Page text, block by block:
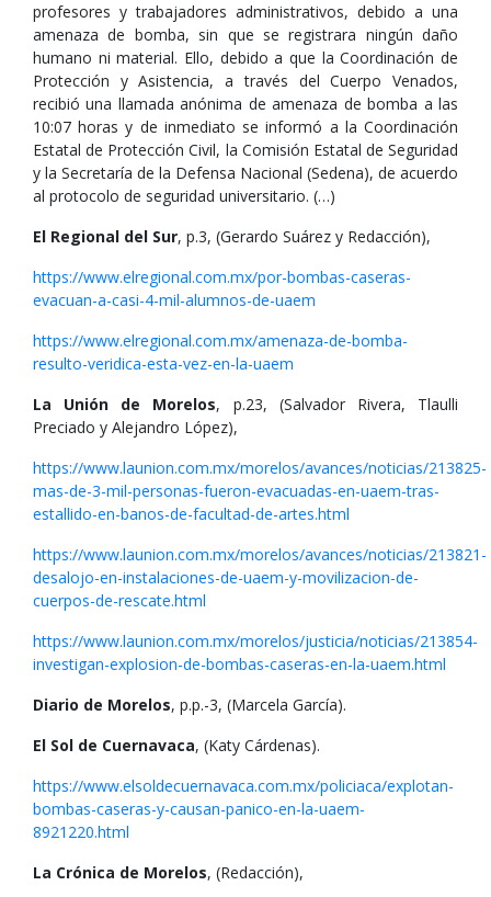
profesores y trabajadores administrativos, debido a una
amenaza de bomba, sin que se registrara ningún daño
humano ni material. Ello, debido a que la Coordinación de
Protección y Asistencia, a través del Cuerpo Venados,
recibió una llamada anónima de amenaza de bomba a las
10:07 horas y de inmediato se informó a la Coordinación
Estatal de Protección Civil, la Comisión Estatal de Seguridad
y la Secretaría de la Defensa Nacional (Sedena), de acuerdo
al protocolo de seguridad universitario. (…)
El Regional del Sur, p.3, (Gerardo Suárez y Redacción),
https://www.elregional.com.mx/por-bombas-caseras-
evacuan-a-casi-4-mil-alumnos-de-uaem
https://www.elregional.com.mx/amenaza-de-bomba-
resulto-veridica-esta-vez-en-la-uaem
La Unión de Morelos, p.23, (Salvador Rivera, Tlaulli
Preciado y Alejandro López),
https://www.launion.com.mx/morelos/avances/noticias/213825-
mas-de-3-mil-personas-fueron-evacuadas-en-uaem-tras-
estallido-en-banos-de-facultad-de-artes.html
https://www.launion.com.mx/morelos/avances/noticias/213821-
desalojo-en-instalaciones-de-uaem-y-movilizacion-de-
cuerpos-de-rescate.html
https://www.launion.com.mx/morelos/justicia/noticias/213854-
investigan-explosion-de-bombas-caseras-en-la-uaem.html
Diario de Morelos, p.p.-3, (Marcela García).
El Sol de Cuernavaca, (Katy Cárdenas).
https://www.elsoldecuernavaca.com.mx/policiaca/explotan-
bombas-caseras-y-causan-panico-en-la-uaem-
8921220.html
La Crónica de Morelos, (Redacción),